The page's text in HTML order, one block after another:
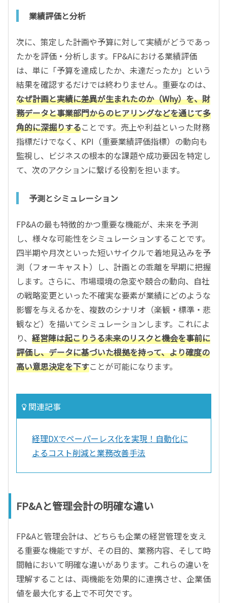
業績評価と分析
次に、策定した計画や予算に対して実績がどうであっ
たかを評価・分析します。FP&Aにおける業績評価
は、単に「予算を達成したか、未達だったか」という
結果を確認するだけでは終わりません。重要なのは、
なぜ計画と実績に差異が生まれたのか（Why）を、財
務データと事業部門からのヒアリングなどを通じて多
角的に深掘りすることです。売上や利益といった財務
指標だけでなく、KPI（重要業績評価指標）の動向も
監視し、ビジネスの根本的な課題や成功要因を特定し
て、次のアクションに繋げる役割を担います。
予測とシミュレーション
FP&Aの最も特徴的かつ重要な機能が、未来を予測
し、様々な可能性をシミュレーションすることです。
四半期や月次といった短いサイクルで着地見込みを予
測（フォーキャスト）し、計画との乖離を早期に把握
します。さらに、市場環境の急変や競合の動向、自社
の戦略変更といった不確実な要素が業績にどのような
影響を与えるかを、複数のシナリオ（楽観・標準・悲
観など）を描いてシミュレーションします。これによ
り、 経営陣は起こりうる未来のリスクと機会を事前に
評価し、データに基づいた根拠を持って、より確度の
高い意思決定を下すことが可能になります。
関連記事
経理DXでペーパーレス化を実現！自動化に
よるコスト削減と業務改善手法
FP&Aと管理会計の明確な違い
FP&Aと管理会計は、どちらも企業の経営管理を支え
る重要な機能ですが、その目的、業務内容、そして時
間軸において明確な違いがあります。これらの違いを
理解することは、両機能を効果的に連携させ、企業価
値を最大化する上で不可欠です。